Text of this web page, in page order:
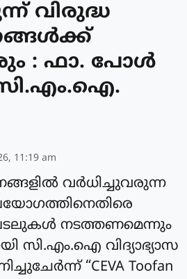
വിരുദ്ധ
: ഫാ. പോൾ
സി.എം.ഐ.
11:19 am
വർധിച്ചുവരുന്ന
നടത്തണമെന്നും
സി.എം.ഐ വിദ്യാഭ്യാസ
“CEVA Toofan